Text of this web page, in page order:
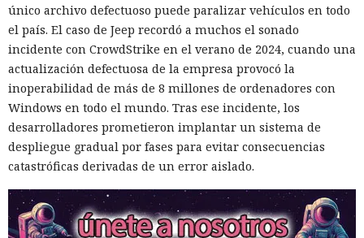
único archivo defectuoso puede paralizar vehículos en todo
el país. El caso de Jeep recordó a muchos el sonado
incidente con CrowdStrike en el verano de 2024, cuando una
actualización defectuosa de la empresa provocó la
inoperabilidad de más de 8 millones de ordenadores con
Windows en todo el mundo. Tras ese incidente, los
desarrolladores prometieron implantar un sistema de
despliegue gradual por fases para evitar consecuencias
catastróficas derivadas de un error aislado.